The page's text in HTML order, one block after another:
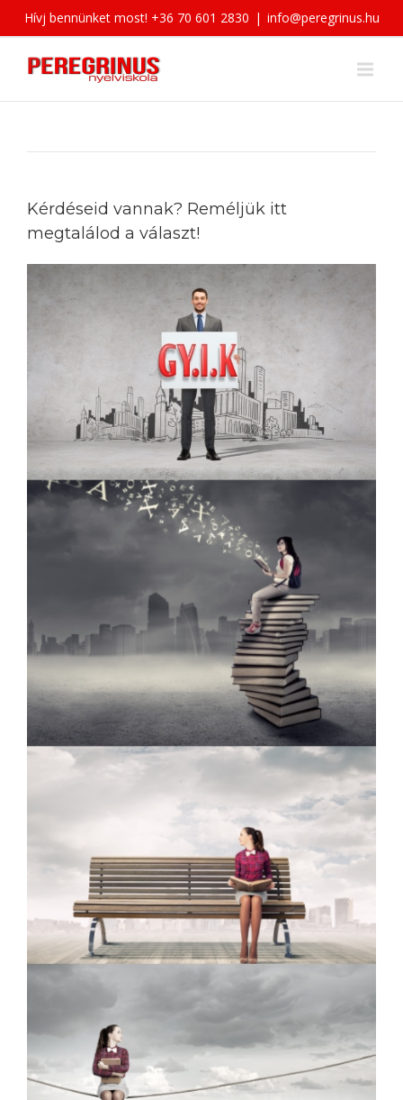
Hívj bennünket most! +36 70 601 2830 | info@peregrinus.hu
Kérdéseid vannak? Reméljük itt
megtalálod a választ!